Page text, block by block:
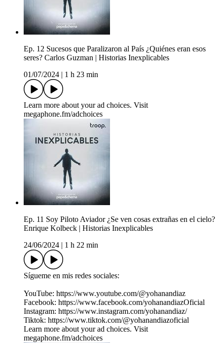
Ep. 12 Sucesos que Paralizaron al País ¿Quiénes eran esos
seres? Carlos Guzman | Historias Inexplicables
01/07/2024
1 h 23 min
Learn more about your ad choices. Visit
megaphone.fm/adchoices
Ep. 11 Soy Piloto Aviador ¿Se ven cosas extrañas en el cielo?
Enrique Kolbeck | Historias Inexplicables
24/06/2024
1 h 22 min
Sígueme en mis redes sociales:
YouTube: https://www.youtube.com/@yohanandiaz
Facebook: https://www.facebook.com/yohanandiazOficial
Instagram: https://www.instagram.com/yohanandiaz/
Tiktok: https://www.tiktok.com/@yohanandiazoficial
Learn more about your ad choices. Visit
megaphone.fm/adchoices